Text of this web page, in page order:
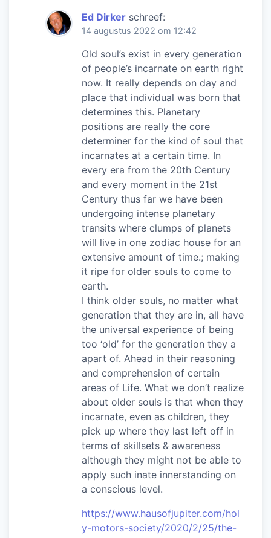
Ed Dirker schreef:
14 augustus 2022 om 12:42
Old soul’s exist in every generation
of people’s incarnate on earth right
now. It really depends on day and
place that individual was born that
determines this. Planetary
positions are really the core
determiner for the kind of soul that
incarnates at a certain time. In
every era from the 20th Century
and every moment in the 21st
Century thus far we have been
undergoing intense planetary
transits where clumps of planets
will live in one zodiac house for an
extensive amount of time.; making
it ripe for older souls to come to
earth.
I think older souls, no matter what
generation that they are in, all have
the universal experience of being
too ‘old’ for the generation they a
apart of. Ahead in their reasoning
and comprehension of certain
areas of Life. What we don’t realize
about older souls is that when they
incarnate, even as children, they
pick up where they last left off in
terms of skillsets & awareness
although they might not be able to
apply such inate innerstanding on
a conscious level.
https://www.hausofjupiter.com/hol
y-motors-society/2020/2/25/the-